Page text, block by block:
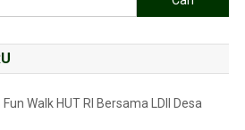
Walk HUT RI Bersama LDII Desa